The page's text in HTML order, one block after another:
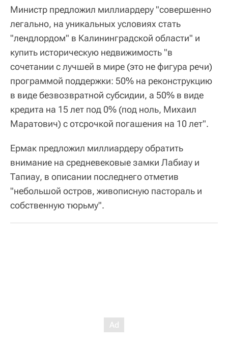
Министр предложил миллиардеру "совершенно
легально, на уникальных условиях стать
"лендлордом" в Калининградской области" и
купить историческую недвижимость "в
сочетании с лучшей в мире (это не фигура речи)
программой поддержки: 50% на реконструкцию
в виде безвозвратной субсидии, а 50% в виде
кредита на 15 лет под 0% (под ноль, Михаил
Маратович) с отсрочкой погашения на 10 лет".
Ермак предложил миллиардеру обратить
внимание на средневековые замки Лабиау и
Тапиау, в описании последнего отметив
"небольшой остров, живописную пастораль и
собственную тюрьму".